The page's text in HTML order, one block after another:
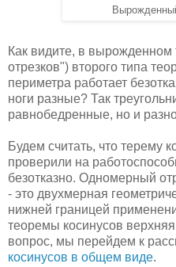
Как видите, в вырожденном
отрезков") второго типа
периметра работает
ноги разные? Так
равнобедренные, но и
Будем считать, что терему
проверили на
безотказно. Одномерный
- это двухмерная
нижней границей
теоремы косинусов
вопрос, мы перейдем к
косинусов в общем виде.